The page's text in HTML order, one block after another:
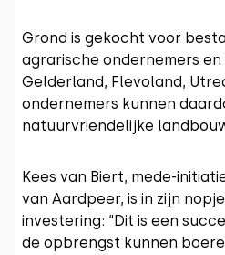
Grond is gekocht voor
agrarische ondernemers
Gelderland, Flevoland,
ondernemers kunnen
natuurvriendelijke
Kees van Biert, mede-
van Aardpeer, is in zijn
investering: “Dit is een
de opbrengst kunnen